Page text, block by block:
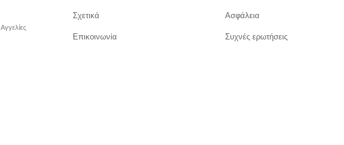
Αγγελίες
Σχετικά
Επικοινωνία
Ασφάλεια
Συχνές ερωτήσεις